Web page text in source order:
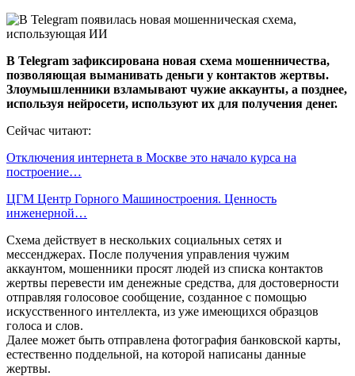
В Telegram зафиксирована новая схема мошенничества,
позволяющая выманивать деньги у контактов жертвы.
Злоумышленники взламывают чужие аккаунты, а позднее,
используя нейросети, используют их для получения денег.
Сейчас читают:
Отключения интернета в Москве это начало курса на
построение…
ЦГМ Центр Горного Машиностроения. Ценность
инженерной…
Схема действует в нескольких социальных сетях и
мессенджерах. После получения управления чужим
аккаунтом, мошенники просят людей из списка контактов
жертвы перевести им денежные средства, для достоверности
отправляя голосовое сообщение, созданное с помощью
искусственного интеллекта, из уже имеющихся образцов
голоса и слов.
Далее может быть отправлена фотография банковской карты,
естественно поддельной, на которой написаны данные
жертвы.